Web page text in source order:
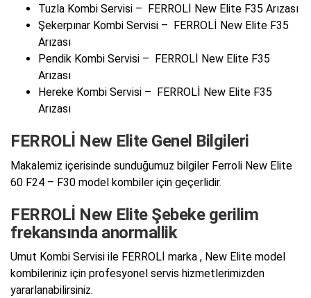
Tuzla Kombi Servisi – FERROLİ New Elite F35 Arızası
Şekerpınar Kombi Servisi – FERROLİ New Elite F35
Arızası
Pendik Kombi Servisi – FERROLİ New Elite F35
Arızası
Hereke Kombi Servisi – FERROLİ New Elite F35
Arızası
FERROLİ New Elite Genel Bilgileri
Makalemiz içerisinde sunduğumuz bilgiler Ferroli New Elite
60 F24 – F30 model kombiler için geçerlidir.
FERROLİ New Elite Şebeke gerilim
frekansında anormallik
Umut Kombi Servisi ile FERROLİ marka , New Elite model
kombileriniz için profesyonel servis hizmetlerimizden
yararlanabilirsiniz.